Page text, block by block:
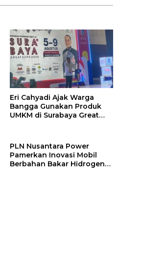
Eri Cahyadi Ajak Warga
Bangga Gunakan Produk
UMKM di Surabaya Great
PLN Nusantara Power
Pamerkan Inovasi Mobil
Berbahan Bakar Hidrogen